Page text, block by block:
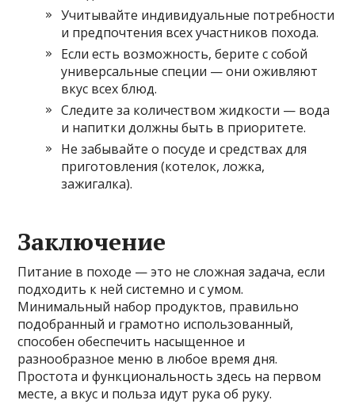
Учитывайте индивидуальные потребности
и предпочтения всех участников похода.
Если есть возможность, берите с собой
универсальные специи — они оживляют
вкус всех блюд.
Следите за количеством жидкости — вода
и напитки должны быть в приоритете.
Не забывайте о посуде и средствах для
приготовления (котелок, ложка,
зажигалка).
Заключение
Питание в походе — это не сложная задача, если
подходить к ней системно и с умом.
Минимальный набор продуктов, правильно
подобранный и грамотно использованный,
способен обеспечить насыщенное и
разнообразное меню в любое время дня.
Простота и функциональность здесь на первом
месте, а вкус и польза идут рука об руку.